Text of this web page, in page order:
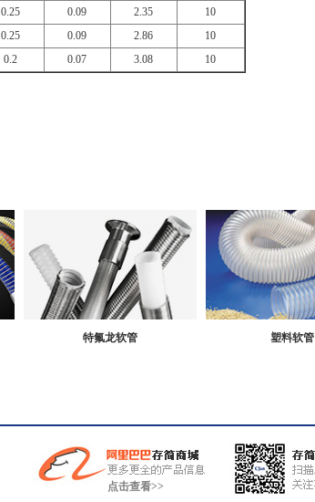
0.25 0.09 2.35
10
0.25 0.09 2.86
10
0.2 0.07 3.08 10
特氟龙软管 塑料软管
点击查看>>